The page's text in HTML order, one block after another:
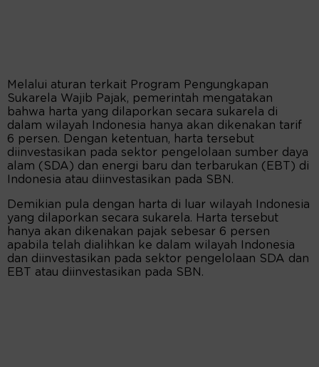
Melalui aturan terkait Program Pengungkapan
Sukarela Wajib Pajak, pemerintah mengatakan
bahwa harta yang dilaporkan secara sukarela di
dalam wilayah Indonesia hanya akan dikenakan tarif
6 persen. Dengan ketentuan, harta tersebut
diinvestasikan pada sektor pengelolaan sumber daya
alam (SDA) dan energi baru dan terbarukan (EBT) di
Indonesia atau diinvestasikan pada SBN.
Demikian pula dengan harta di luar wilayah Indonesia
yang dilaporkan secara sukarela. Harta tersebut
hanya akan dikenakan pajak sebesar 6 persen
apabila telah dialihkan ke dalam wilayah Indonesia
dan diinvestasikan pada sektor pengelolaan SDA dan
EBT atau diinvestasikan pada SBN.